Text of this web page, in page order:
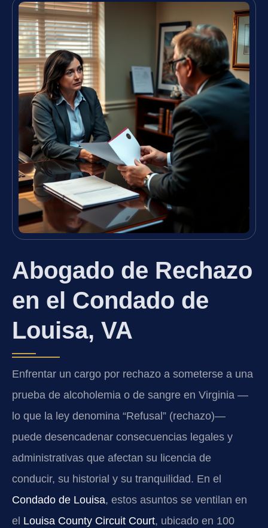
Abogado de Rechazo
en el Condado de
Louisa, VA
Enfrentar un cargo por rechazo a someterse a una
prueba de alcoholemia o de sangre en Virginia —
lo que la ley denomina “Refusal” (rechazo)—
puede desencadenar consecuencias legales y
administrativas que afectan su licencia de
conducir, su historial y su tranquilidad. En el
Condado de Louisa, estos asuntos se ventilan en
el Louisa County Circuit Court, ubicado en 100